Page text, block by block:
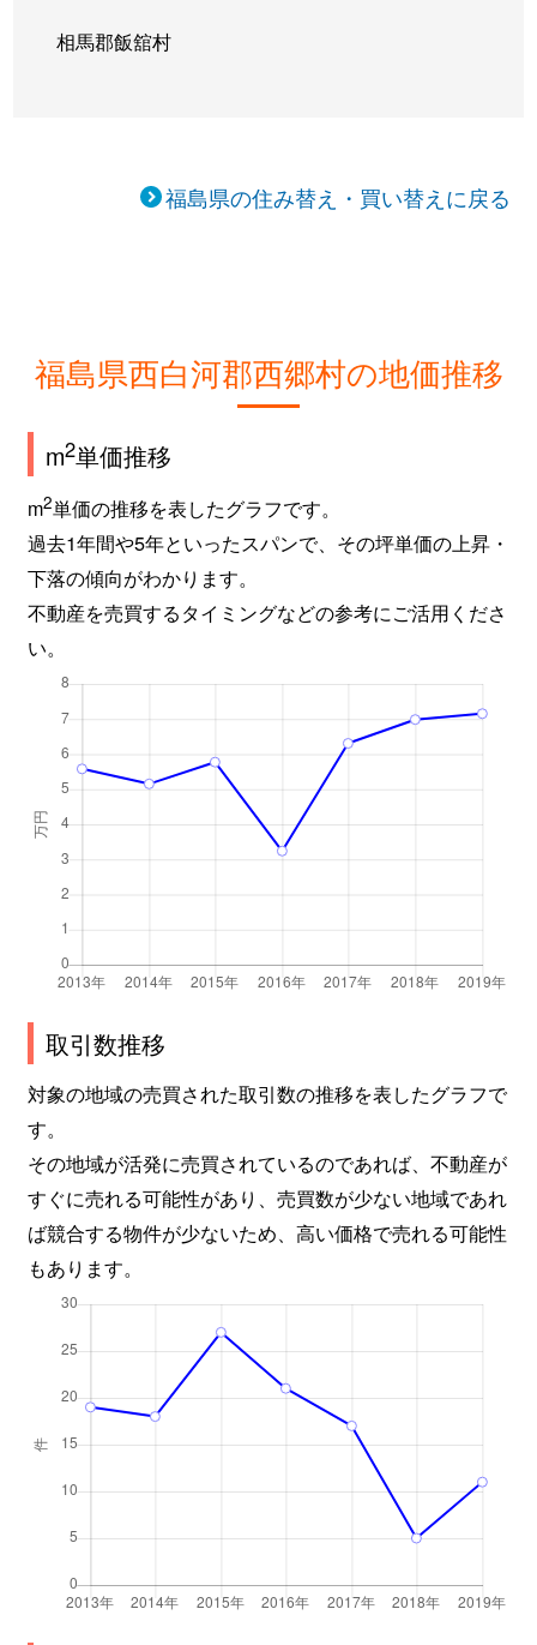
相馬郡飯舘村
福島県の住み替え・買い替えに戻る
福島県西白河郡西郷村の地価推移
m2単価推移
m2単価の推移を表したグラフです。
過去1年間や5年といったスパンで、その坪単価の上昇・
下落の傾向がわかります。
不動産を売買するタイミングなどの参考にご活用くださ
い。
取引数推移
対象の地域の売買された取引数の推移を表したグラフで
す。
その地域が活発に売買されているのであれば、不動産が
すぐに売れる可能性があり、売買数が少ない地域であれ
ば競合する物件が少ないため、高い価格で売れる可能性
もあります。